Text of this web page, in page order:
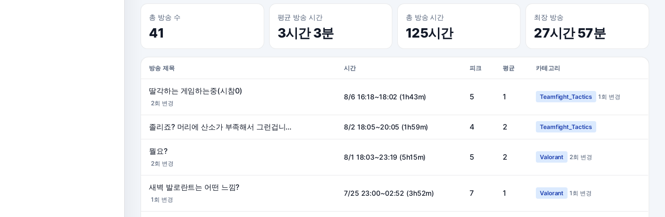
총 방송 수
41
평균 방송 시간
3시간 3분
총 방송 시간
125시간
최장 방송
27시간 57분
방송 제목 시간 피크 평균 카테고리
딸각하는 게임하는중(시참0)
2회 변경
8/6 16:18~18:02 (1h43m) 5 1 Teamfight_Tactics 1회 변경
졸리죠? 머리에 산소가 부족해서 그런겁니다 고럼~ 8/2 18:05~20:05 (1h59m) 4 2 Teamfight_Tactics
뭘요?
2회 변경
8/1 18:03~23:19 (5h15m) 5 2 Valorant 2회 변경
새벽 발로란트는 어떤 느낌?
1회 변경
7/25 23:00~02:52 (3h52m) 7 1 Valorant 1회 변경